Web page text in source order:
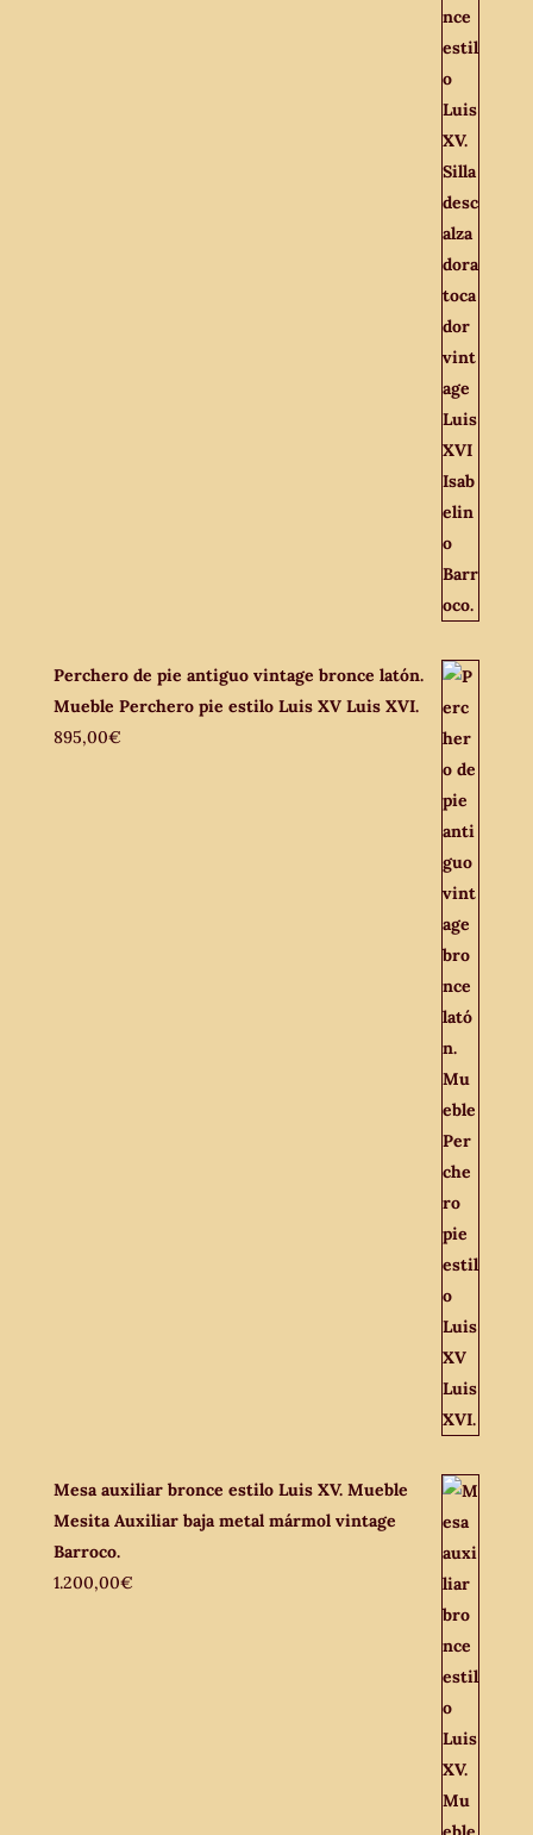
Perchero de pie antiguo vintage bronce latón.
Mueble Perchero pie estilo Luis XV Luis XVI.
895,00€
Mesa auxiliar bronce estilo Luis XV. Mueble
Mesita Auxiliar baja metal mármol vintage
Barroco.
1.200,00€